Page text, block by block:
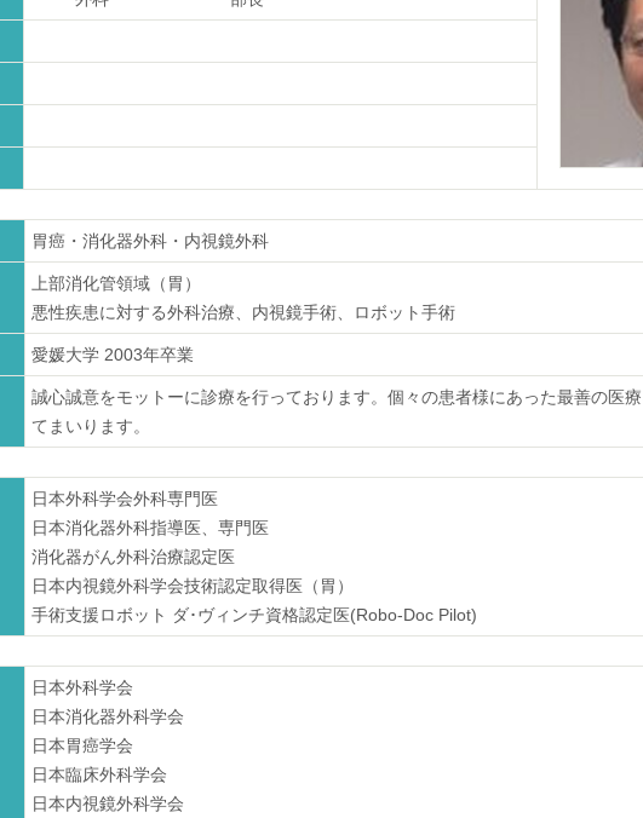
胃癌・消化器外科・内視鏡外科
上部消化管領域（胃）
悪性疾患に対する外科治療、内視鏡手術、ロボット手術
愛媛大学 2003年卒業
誠心誠意をモットーに診療を行っております。個々の患者様にあった最善の医
てまいります。
日本外科学会外科専門医
日本消化器外科指導医、専門医
消化器がん外科治療認定医
日本内視鏡外科学会技術認定取得医（胃）
手術支援ロボット ダ･ヴィンチ資格認定医(Robo-Doc Pilot)
日本外科学会
日本消化器外科学会
日本胃癌学会
日本臨床外科学会
日本内視鏡外科学会